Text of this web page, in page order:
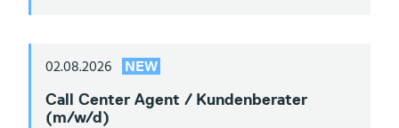
02.08.2026 NEW
Call Center Agent / Kundenberater
(m/w/d)